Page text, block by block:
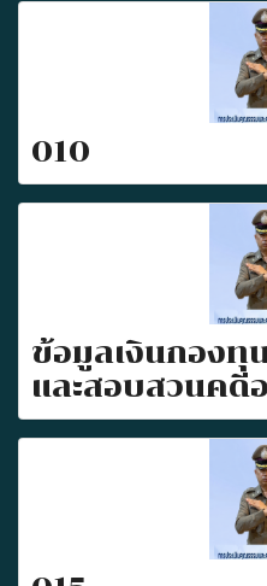
010
ข้อมูลเงินกองทุ
และสอบสวนคดี